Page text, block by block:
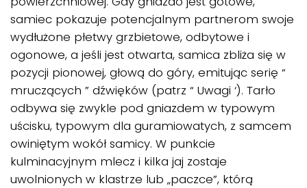
samiec pokazuje potencjalnym partnerom swoje
wydłużone płetwy grzbietowe, odbytowe i
ogonowe, a jeśli jest otwarta, samica zbliża się w
pozycji pionowej, głową do góry, emitując serię “
mruczących ” dźwięków (patrz “ Uwagi ‘). Tarło
odbywa się zwykle pod gniazdem w typowym
uścisku, typowym dla guramiowatych, z samcem
owiniętym wokół samicy. W punkcie
kulminacyjnym mlecz i kilka jaj zostaje
uwolnionych w klastrze lub „paczce”, którą